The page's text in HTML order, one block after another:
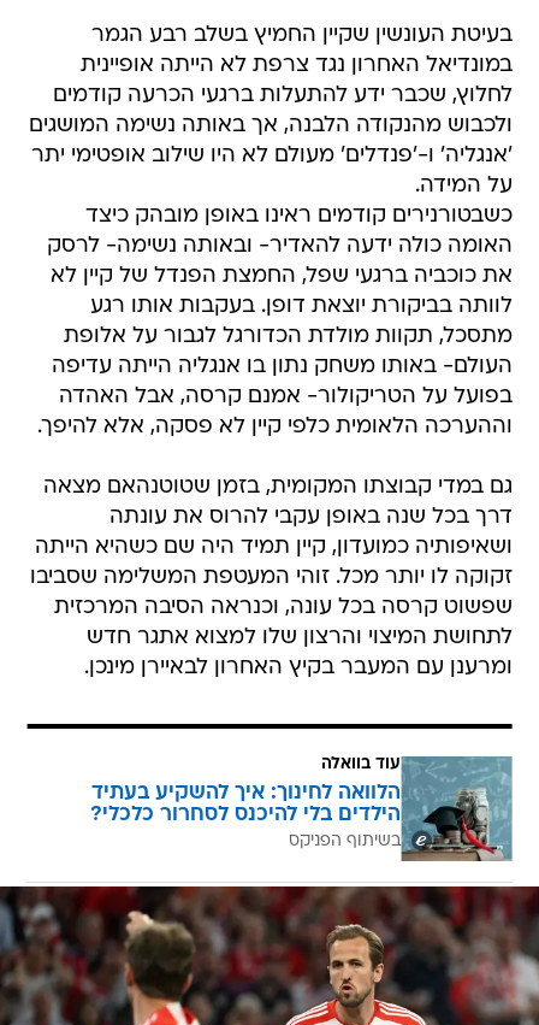
בעיטת העונשין שקיין החמיץ בשלב רבע הגמר
במונדיאל האחרון נגד צרפת לא הייתה אופיינית
לחלוץ, שכבר ידע להתעלות ברגעי הכרעה קודמים
ולכבוש מהנקודה הלבנה, אך באותה נשימה המושגים
'אנגליה' ו-'פנדלים' מעולם לא היו שילוב אופטימי יתר
על המידה.
כשבטורנירים קודמים ראינו באופן מובהק כיצד
האומה כולה ידעה להאדיר- ובאותה נשימה- לרסק
את כוכביה ברגעי שפל, החמצת הפנדל של קיין לא
לוותה בביקורת יוצאת דופן. בעקבות אותו רגע
מתסכל, תקוות מולדת הכדורגל לגבור על אלופת
העולם- באותו משחק נתון בו אנגליה הייתה עדיפה
בפועל על הטריקולור- אמנם קרסה, אבל האהדה
וההערכה הלאומית כלפי קיין לא פסקה, אלא להיפך.
גם במדי קבוצתו המקומית, בזמן שטוטנהאם מצאה
דרך בכל שנה באופן עקבי להרוס את עונתה
ושאיפותיה כמועדון, קיין תמיד היה שם כשהיא הייתה
זקוקה לו יותר מכל. זוהי המעטפת המשלימה שסביבו
שפשוט קרסה בכל עונה, וכנראה הסיבה המרכזית
לתחושת המיצוי והרצון שלו למצוא אתגר חדש
ומרענן עם המעבר בקיץ האחרון לבאיירן מינכן.
עוד בוואלה
הלוואה לחינוך: איך להשקיע בעתיד
הילדים בלי להיכנס לסחרור כלכלי?
בשיתוף הפניקס